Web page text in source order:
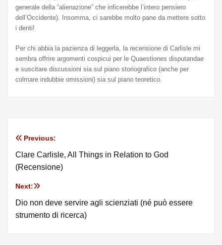
generale della “alienazione” che inficerebbe l’intero pensiero
dell’Occidente). Insomma, ci sarebbe molto pane da mettere sotto
i denti!
Per chi abbia la pazienza di leggerla, la recensione di Carlisle mi
sembra offrire argomenti cospicui per le Quaestiones disputandae
e suscitare discussioni sia sul piano storiografico (anche per
colmare indubbie omissioni) sia sul piano teoretico.
Previous:
Clare Carlisle, All Things in Relation to God
(Recensione)
Next:
Dio non deve servire agli scienziati (né può essere
strumento di ricerca)